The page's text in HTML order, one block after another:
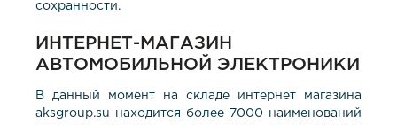
сохранности.
ИНТЕРНЕТ-МАГАЗИН
АВТОМОБИЛЬНОЙ ЭЛЕКТРОНИКИ
В данный момент на складе интернет магазина
aksgroup.su находится более 7000 наименований